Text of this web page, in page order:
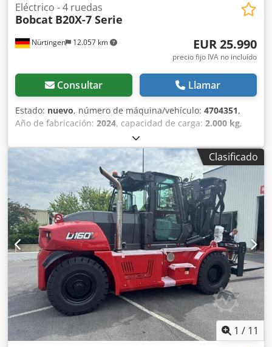
Nürtingen 12.057 km
Eléctrico - 4 ruedas
Bobcat B20X-7 Serie
EUR 25.990
precio fijo IVA no incluído
Consultar Llamar
Estado: nuevo, número de máquina/vehículo: 4704351,
Año de fabricación: 2024, capacidad de carga: 2.000 kg,
4.730 mm, ascensor libre:
centro de carga:500 mm, tipo de combustible:eléctrico,
tipo de mástil:triple , altura de construcción:2.230 mm,
longitud de la horquilla:1.200 mm, tipo de motor:
Eléctrico, fabricante: Bobcat Chedpfx Akjxz Spwslja
Clasificado
1 / 11